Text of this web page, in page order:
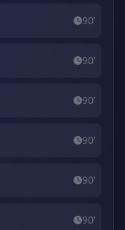
90'
90'
90'
90'
90'
90'